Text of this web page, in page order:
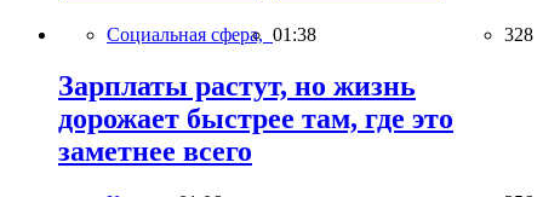
Социальная сфера, 01:38 328
Зарплаты растут, но жизнь
дорожает быстрее там, где это
заметнее всего